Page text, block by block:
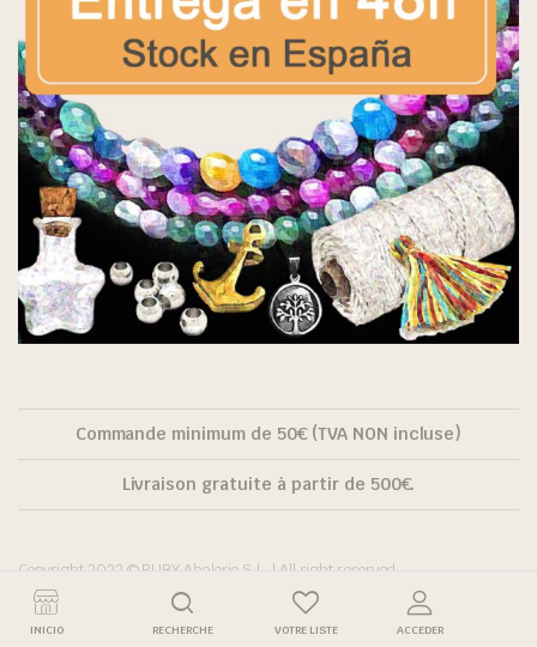
Commande minimum de 50€ (TVA NON incluse)
Livraison gratuite à partir de 500€.
Copyright 2022 © RUBY Abalorio S.L. | All right reserved.
INICIO RECHERCHE VOTRE LISTE ACCEDER